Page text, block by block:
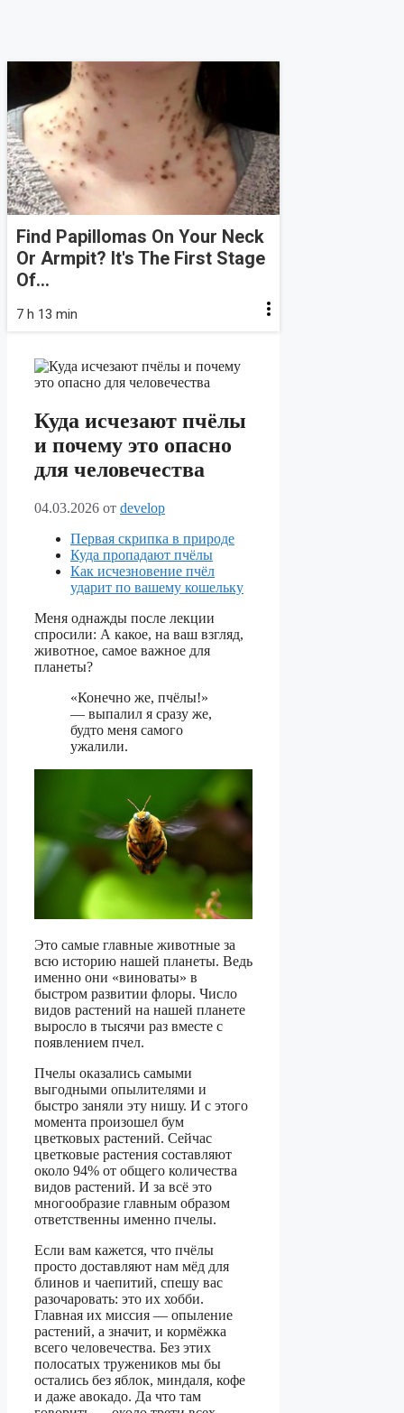
Find Papillomas On Your Neck
Or Armpit? It's The First Stage
Of...
7 h 13 min
Куда исчезают пчёлы
и почему это опасно
для человечества
04.03.2026 от develop
Первая скрипка в природе
Куда пропадают пчёлы
Как исчезновение пчёл
ударит по вашему кошельку
Меня однажды после лекции
спросили: А какое, на ваш взгляд,
животное, самое важное для
планеты?
«Конечно же, пчёлы!»
— выпалил я сразу же,
будто меня самого
ужалили.
Это самые главные животные за
всю историю нашей планеты. Ведь
именно они «виноваты» в
быстром развитии флоры. Число
видов растений на нашей планете
выросло в тысячи раз вместе с
появлением пчел.
Пчелы оказались самыми
выгодными опылителями и
быстро заняли эту нишу. И с этого
момента произошел бум
цветковых растений. Сейчас
цветковые растения составляют
около 94% от общего количества
видов растений. И за всё это
многообразие главным образом
ответственны именно пчелы.
Если вам кажется, что пчёлы
просто доставляют нам мёд для
блинов и чаепитий, спешу вас
разочаровать: это их хобби.
Главная их миссия — опыление
растений, а значит, и кормёжка
всего человечества. Без этих
полосатых тружеников мы бы
остались без яблок, миндаля, кофе
и даже авокадо. Да что там